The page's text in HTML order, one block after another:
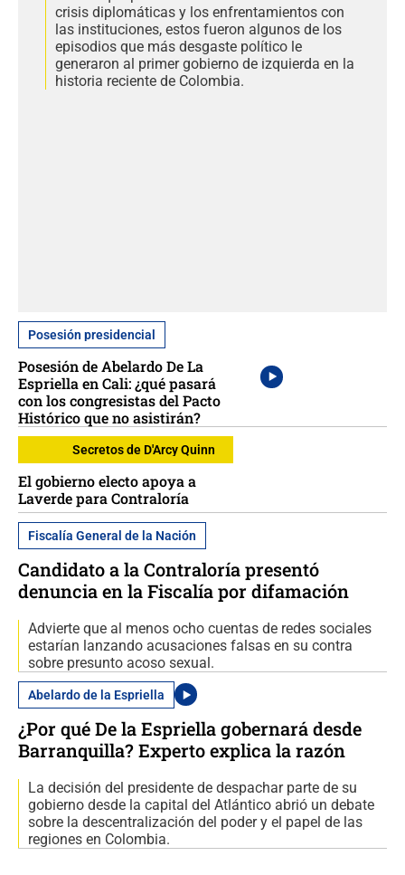
crisis diplomáticas y los enfrentamientos con
las instituciones, estos fueron algunos de los
episodios que más desgaste político le
generaron al primer gobierno de izquierda en la
historia reciente de Colombia.
Posesión presidencial
Posesión de Abelardo De La
Espriella en Cali: ¿qué pasará
con los congresistas del Pacto
Histórico que no asistirán?
Secretos de D'Arcy Quinn
El gobierno electo apoya a
Laverde para Contraloría
Fiscalía General de la Nación
Candidato a la Contraloría presentó
denuncia en la Fiscalía por difamación
Advierte que al menos ocho cuentas de redes sociales
estarían lanzando acusaciones falsas en su contra
sobre presunto acoso sexual.
Abelardo de la Espriella
¿Por qué De la Espriella gobernará desde
Barranquilla? Experto explica la razón
La decisión del presidente de despachar parte de su
gobierno desde la capital del Atlántico abrió un debate
sobre la descentralización del poder y el papel de las
regiones en Colombia.